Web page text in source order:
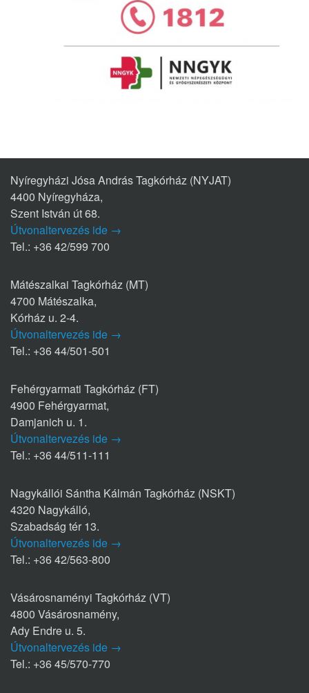
Nyíregyházi Jósa András Tagkórház (NYJAT)
4400 Nyíregyháza,
Szent István út 68.
Útvonaltervezés ide →
Tel.: +36 42/599 700
Mátészalkai Tagkórház (MT)
4700 Mátészalka,
Kórház u. 2-4.
Útvonaltervezés ide →
Tel.: +36 44/501-501
Fehérgyarmati Tagkórház (FT)
4900 Fehérgyarmat,
Damjanich u. 1.
Útvonaltervezés ide →
Tel.: +36 44/511-111
Nagykállói Sántha Kálmán Tagkórház (NSKT)
4320 Nagykálló,
Szabadság tér 13.
Útvonaltervezés ide →
Tel.: +36 42/563-800
Vásárosnaményi Tagkórház (VT)
4800 Vásárosnamény,
Ady Endre u. 5.
Útvonaltervezés ide →
Tel.: +36 45/570-770